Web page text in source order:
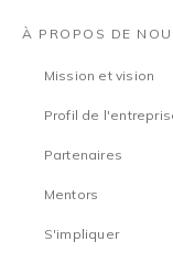
À PROPOS DE
Mission et vision
Profil de
Partenaires
Mentors
S'impliquer